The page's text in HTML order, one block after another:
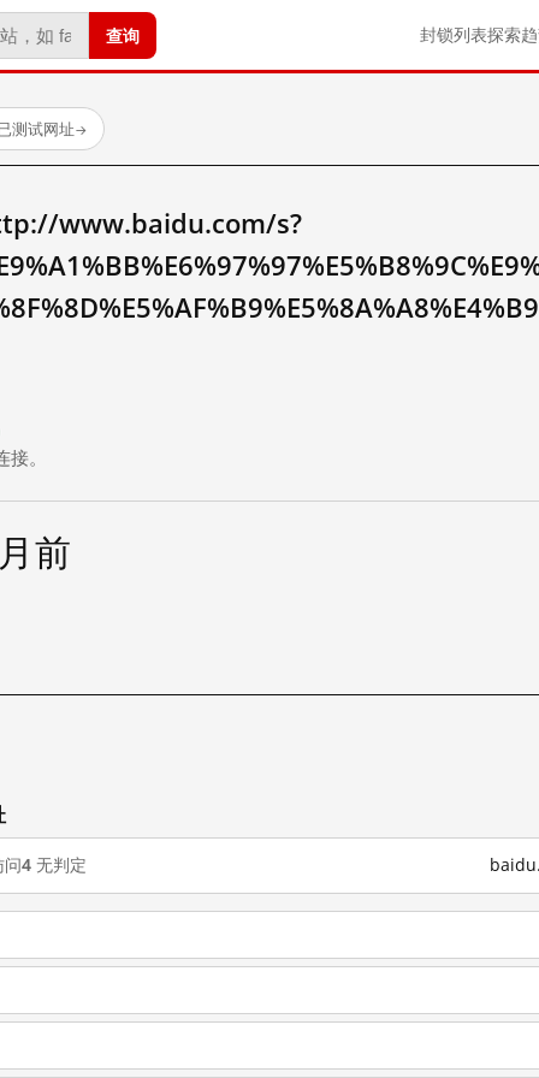
查询 封锁列表探索
测试网址→
www.baidu.com/s?
。
前
问4 无判定